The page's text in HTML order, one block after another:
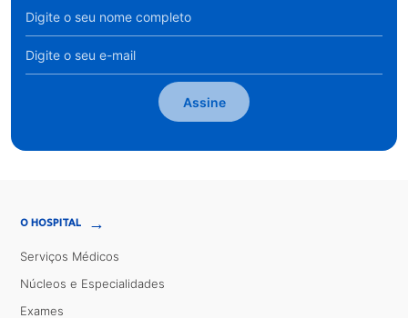
Assine
O HOSPITAL →
Serviços Médicos
Núcleos e Especialidades
Exames